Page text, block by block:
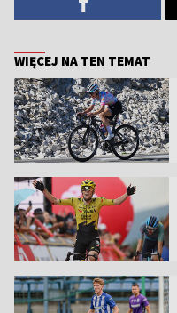
WIĘCEJ NA TEN TEMAT